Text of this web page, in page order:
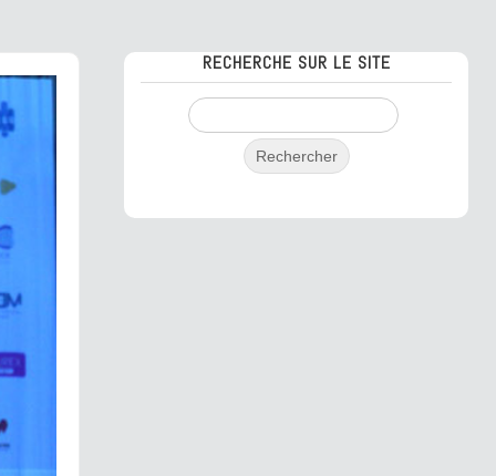
RECHERCHE SUR LE SITE